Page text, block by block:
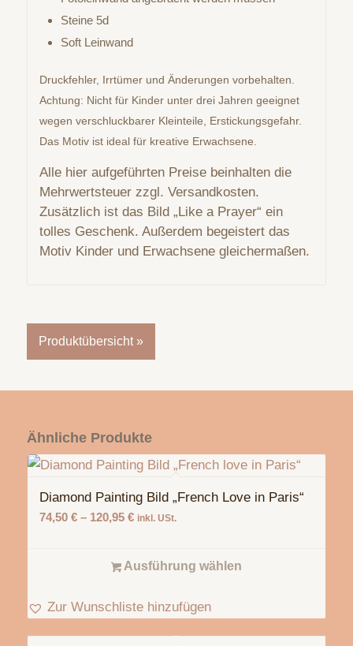
Steine 5d
Soft Leinwand
Druckfehler, Irrtümer und Änderungen vorbehalten.
Achtung: Nicht für Kinder unter drei Jahren geeignet
wegen verschluckbarer Kleinteile, Erstickungsgefahr.
Das Motiv ist ideal für kreative Erwachsene.
Alle hier aufgeführten Preise beinhalten die
Mehrwertsteuer zzgl. Versandkosten.
Zusätzlich ist das Bild „Like a Prayer“ ein
tolles Geschenk. Außerdem begeistert das
Motiv Kinder und Erwachsene gleichermaßen.
Produktübersicht »
Ähnliche Produkte
Diamond Painting Bild „French Love in Paris“
74,50 €– 120,95 € inkl. USt.
Ausführung wählen
Zur Wunschliste hinzufügen